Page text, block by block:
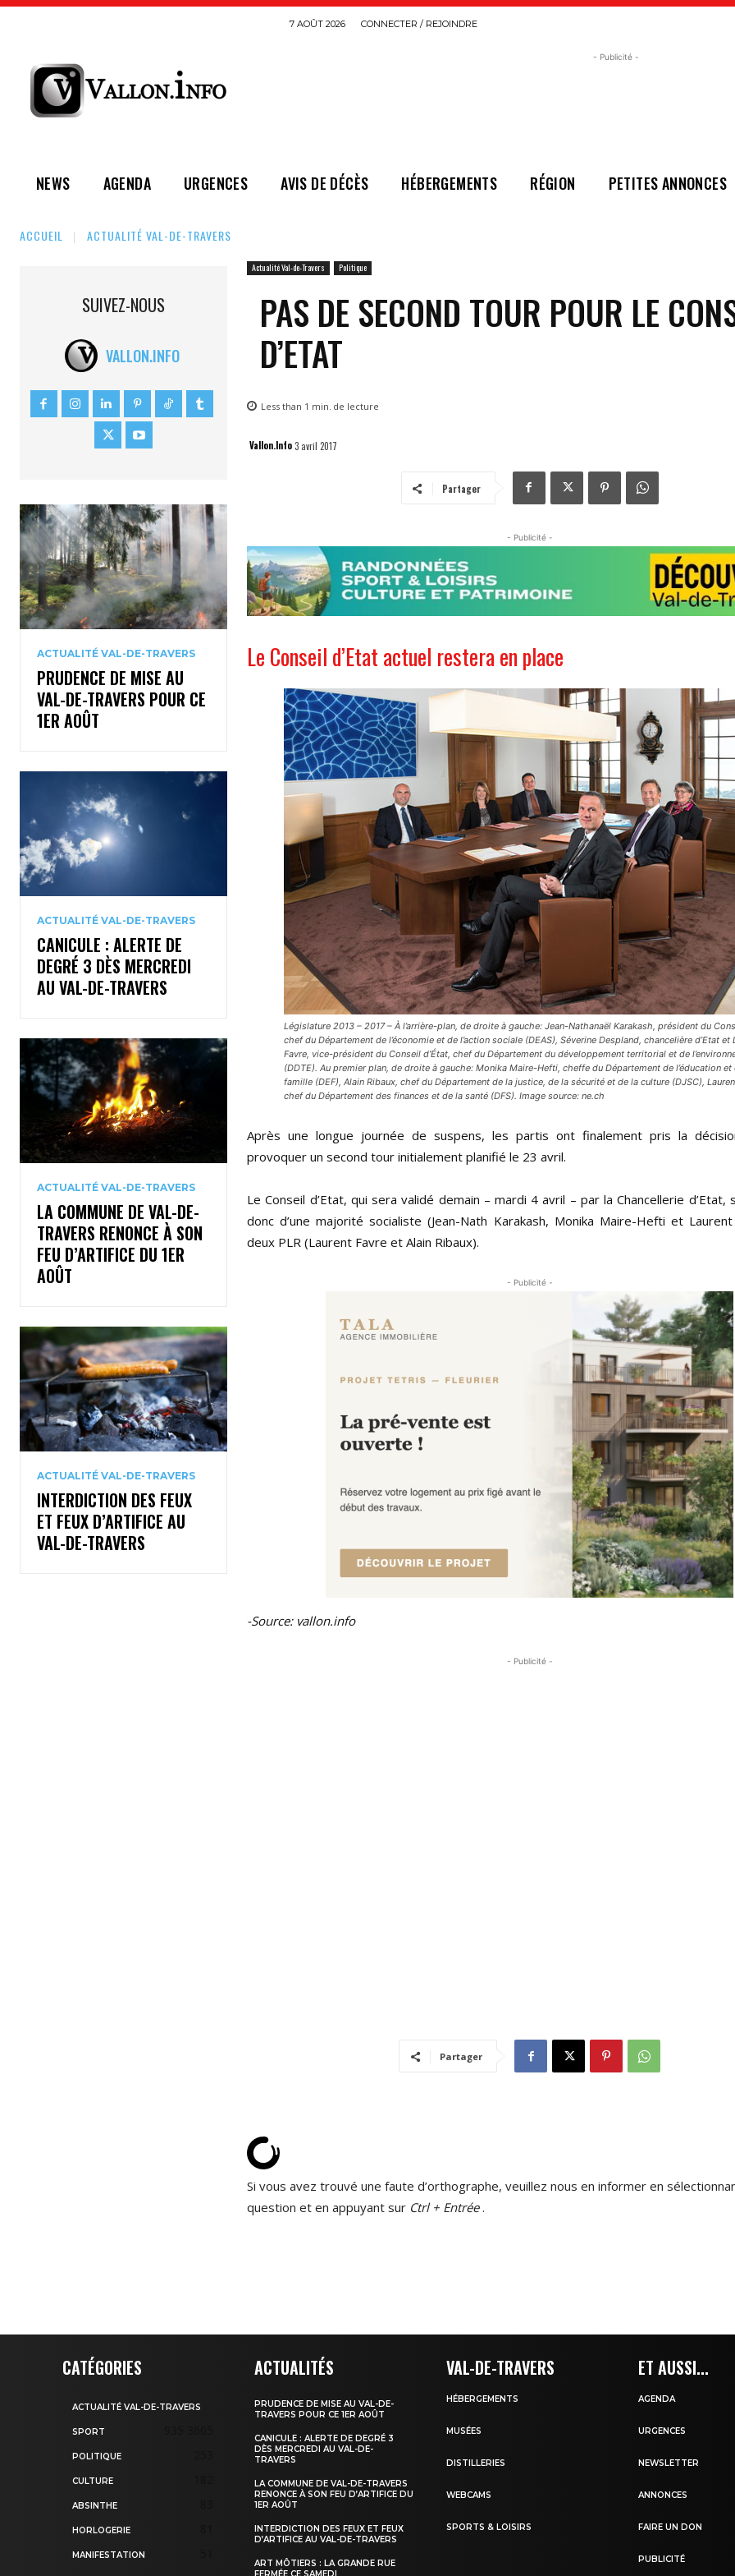
7 AOÛT 2026 CONNECTER / REJOINDRE
- Publicité -
NEWS AGENDA URGENCES AVIS DE DÉCÈS HÉBERGEMENTS RÉGION PETITES ANNONCES
ACCUEIL ACTUALITÉ VAL-DE-TRAVERS
SUIVEZ-NOUS
VALLON.INFO
ACTUALITÉ VAL-DE-TRAVERS
PRUDENCE DE MISE AU
VAL-DE-TRAVERS POUR CE
1ER AOÛT
ACTUALITÉ VAL-DE-TRAVERS
CANICULE : ALERTE DE
DEGRÉ 3 DÈS MERCREDI
AU VAL-DE-TRAVERS
ACTUALITÉ VAL-DE-TRAVERS
LA COMMUNE DE VAL-DE-
TRAVERS RENONCE À SON
FEU D’ARTIFICE DU 1ER
AOÛT
ACTUALITÉ VAL-DE-TRAVERS
INTERDICTION DES FEUX
ET FEUX D’ARTIFICE AU
VAL-DE-TRAVERS
Actualité Val-de-Travers Politique
PAS DE SECOND TOUR POUR LE
D’ETAT
Less than 1 min. de lecture
Vallon.Info3 avril 2017
Partager
- Publicité -
Le Conseil d’Etat actuel restera en place
Législature 2013 – 2017 – À l’arrière-plan, de droite à gauche: Jean-Nathanaël Karakash, président du
chef du Département de l’économie et de l’action sociale (DEAS), Séverine Despland, chancelière d’Etat et
Favre, vice-président du Conseil d’État, chef du Département du développement territorial et de
(DDTE). Au premier plan, de droite à gauche: Monika Maire-Hefti, cheffe du Département de l’éducation et
famille (DEF), Alain Ribaux, chef du Département de la justice, de la sécurité et de la culture (DJSC),
chef du Département des finances et de la santé (DFS). Image source: ne.ch
Après une longue journée de suspens, les partis ont finalement pris la
provoquer un second tour initialement planifié le 23 avril.
Le Conseil d’Etat, qui sera validé demain – mardi 4 avril – par la Chancellerie d’Etat,
donc d’une majorité socialiste (Jean-Nath Karakash, Monika Maire-Hefti et
deux PLR (Laurent Favre et Alain Ribaux).
- Publicité -
-Source: vallon.info
- Publicité -
Partager
Si vous avez trouvé une faute d’orthographe, veuillez nous en informer en
question et en appuyant sur Ctrl + Entrée.
CATÉGORIES
ACTUALITÉ VAL-DE-TRAVERS
SPORT
POLITIQUE
CULTURE
ABSINTHE
HORLOGERIE
MANIFESTATION
ACTUALITÉS
PRUDENCE DE MISE AU VAL-DE-
TRAVERS POUR CE 1ER AOÛT
CANICULE : ALERTE DE DEGRÉ 3
DÈS MERCREDI AU VAL-DE-
TRAVERS
LA COMMUNE DE VAL-DE-TRAVERS
RENONCE À SON FEU D’ARTIFICE DU
1ER AOÛT
INTERDICTION DES FEUX ET FEUX
D’ARTIFICE AU VAL-DE-TRAVERS
ART MÔTIERS : LA GRANDE RUE
VAL-DE-TRAVERS
HÉBERGEMENTS
MUSÉES
DISTILLERIES
WEBCAMS
SPORTS & LOISIRS
ET AUSSI...
AGENDA
URGENCES
NEWSLETTER
ANNONCES
FAIRE UN DON
PUBLICITÉ